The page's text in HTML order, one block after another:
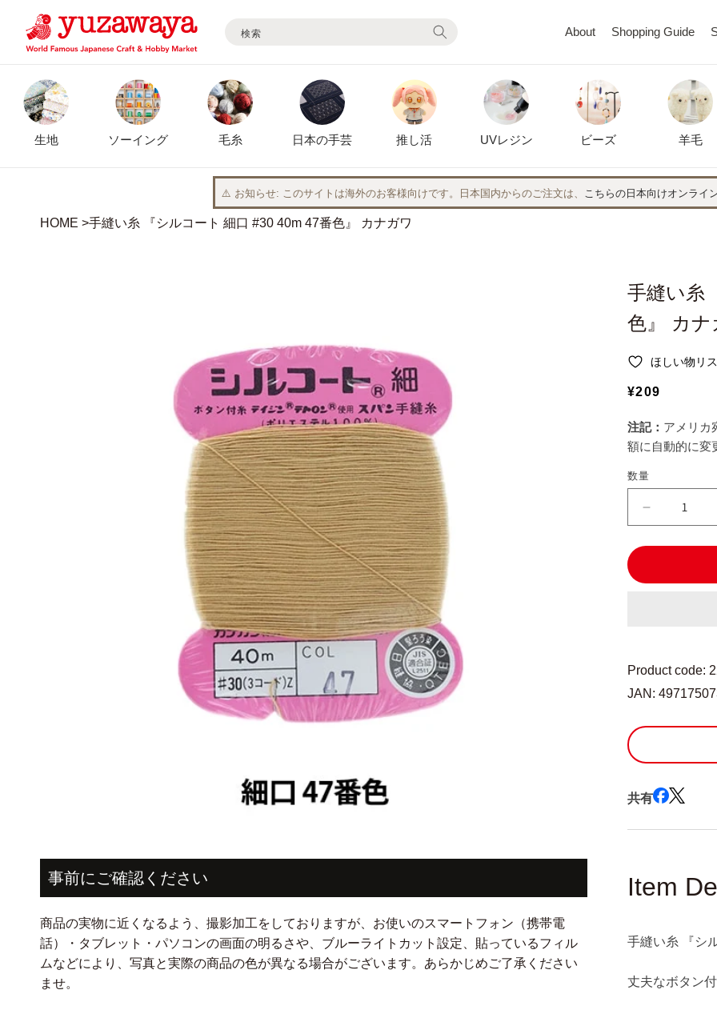
ンツに
進む
検索 About Shopping Guide
生地 ソーイング 毛糸 日本の手芸 推し活 UVレジン ビーズ 羊毛
⚠️ お知らせ このサイトは海外のお客様向けです。日本国内からのご注文は、 こちらの日本向けオンライ
HOME 手縫い糸 『シルコート 細口 #30 40m 47番色』 カナガワ
ダ
デ
ア
(1)
開
事前にご確認ください
商品の実物に近くなるよう、撮影加工をしておりますが、お使いのスマートフォン（携帯電
話）・タブレット・パソコンの画面の明るさや、ブルーライトカット設定、貼っているフィル
ムなどにより、写真と実際の商品の色が異なる場合がございます。あらかじめご了承ください
ませ。
手縫い糸
色』 カナ
ほしい物リ
通
価
格
¥209
注記： アメリカ
額に自動的に変
数量
ト
細
#30
47
色』
ナ
の
を
ら
Product code:
JAN:
共有
Item
手縫い糸 『シ
丈夫なボタン